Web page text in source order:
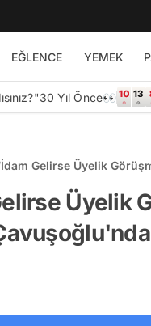
EĞLENCE YEMEK
30 Yıl Önce👀
Gelirse Üyelik
Üyelik